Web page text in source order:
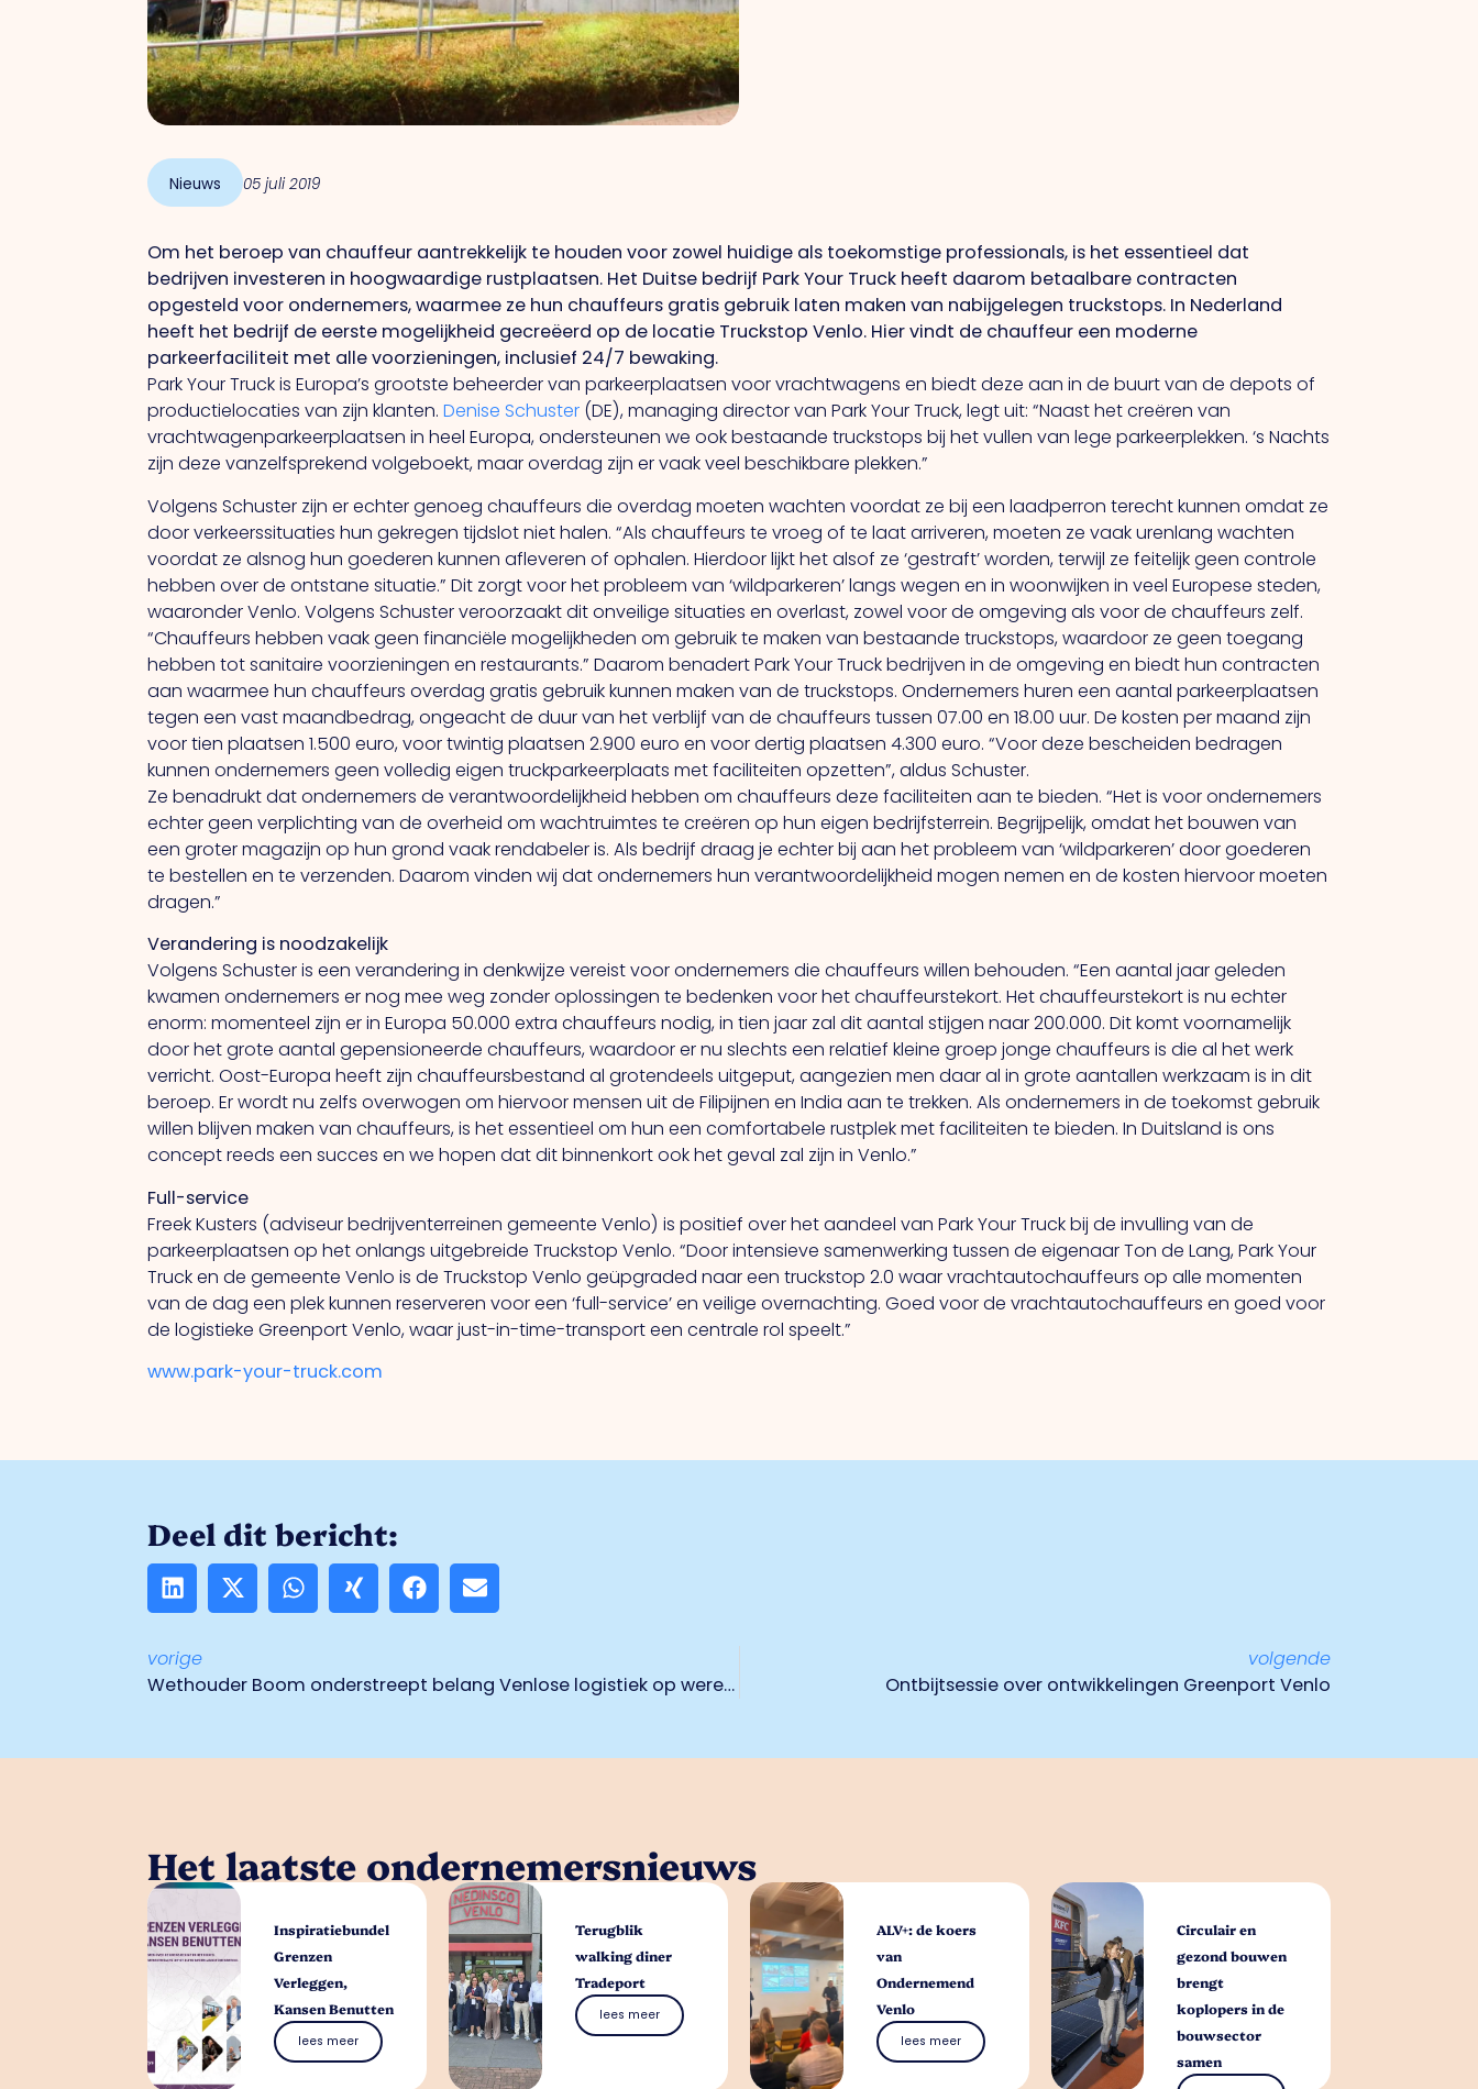
Nieuws 05 juli 2019
Om het beroep van chauffeur aantrekkelijk te houden voor zowel huidige als toekomstige professionals, is het essentieel dat
bedrijven investeren in hoogwaardige rustplaatsen. Het Duitse bedrijf Park Your Truck heeft daarom betaalbare contracten
opgesteld voor ondernemers, waarmee ze hun chauffeurs gratis gebruik laten maken van nabijgelegen truckstops. In Nederland
heeft het bedrijf de eerste mogelijkheid gecreëerd op de locatie Truckstop Venlo. Hier vindt de chauffeur een moderne
parkeerfaciliteit met alle voorzieningen, inclusief 24/7 bewaking.
Park Your Truck is Europa’s grootste beheerder van parkeerplaatsen voor vrachtwagens en biedt deze aan in de buurt van de depots of
productielocaties van zijn klanten.Denise Schuster (DE), managing director van Park Your Truck, legt uit: “Naast het creëren van
vrachtwagenparkeerplaatsen in heel Europa, ondersteunen we ook bestaande truckstops bij het vullen van lege parkeerplekken. ‘s Nachts
zijn deze vanzelfsprekend volgeboekt, maar overdag zijn er vaak veel beschikbare plekken.”
Volgens Schuster zijn er echter genoeg chauffeurs die overdag moeten wachten voordat ze bij een laadperron terecht kunnen omdat ze
door verkeerssituaties hun gekregen tijdslot niet halen.“Alschauffeurs te vroeg of te laat arriveren, moeten ze vaak urenlang wachten
voordat ze alsnog hun goederen kunnen afleveren of ophalen. Hierdoor lijkt het alsof ze ‘gestraft’ worden, terwijl ze feitelijk geen controle
hebben over de ontstane situatie.” Dit zorgt voor het probleem van ‘wildparkeren’ langs wegen en in woonwijken in veel Europese steden,
waaronder Venlo. Volgens Schuster veroorzaakt dit onveilige situaties en overlast, zowel voor de omgeving als voor de chauffeurs zelf.
“Chauffeurs hebben vaak geen financiële mogelijkheden om gebruik te maken van bestaande truckstops, waardoor ze geen toegang
hebben tot sanitaire voorzieningen en restaurants.” Daarom benadert Park Your Truck bedrijven in de omgeving en biedt hun contracten
aan waarmee hun chauffeurs overdag gratis gebruik kunnen maken van de truckstops. Ondernemers huren een aantal parkeerplaatsen
tegen een vast maandbedrag, ongeacht de duur van het verblijf van de chauffeurs tussen 07.00 en 18.00 uur.Dekosten per maand zijn
voor tien plaatsen 1.500 euro, voor twintig plaatsen 2.900 euro en voor dertig plaatsen 4.300 euro. “Voor deze bescheiden bedragen
kunnen ondernemers geen volledig eigen truckparkeerplaats met faciliteiten opzetten”, aldus Schuster.
Ze benadrukt dat ondernemers de verantwoordelijkheid hebben om chauffeurs deze faciliteiten aan te bieden.“Hetis voor ondernemers
echter geen verplichting van de overheid om wachtruimtes te creëren op hun eigen bedrijfsterrein. Begrijpelijk, omdat het bouwen van
een groter magazijn op hun grond vaak rendabeler is.Alsbedrijf draag je echter bij aan het probleem van ‘wildparkeren’ door goederen
te bestellen en te verzenden. Daarom vinden wij dat ondernemers hun verantwoordelijkheid mogen nemen en de kosten hiervoor moeten
dragen.”
Verandering is noodzakelijk
Volgens Schuster is een verandering in denkwijze vereist voor ondernemers die chauffeurs willen behouden.“Eenaantal jaar geleden
kwamen ondernemers er nog mee weg zonder oplossingen te bedenken voor het chauffeurstekort.Hetchauffeurstekort is nu echter
enorm: momenteel zijn er in Europa 50.000 extra chauffeurs nodig, in tien jaar zal dit aantal stijgen naar 200.000.Ditkomt voornamelijk
door het grote aantal gepensioneerde chauffeurs, waardoor er nu slechts een relatief kleine groep jonge chauffeurs is die al het werk
verricht. Oost-Europa heeft zijn chauffeursbestand al grotendeels uitgeput, aangezien men daar al in grote aantallen werkzaam is in dit
beroep.Erwordt nu zelfs overwogen om hiervoor mensen uit de Filipijnen en India aan te trekken.Alsondernemers in de toekomst gebruik
willen blijven maken van chauffeurs, is het essentieel om hun een comfortabele rustplek met faciliteiten te bieden.InDuitsland is ons
concept reeds een succes en we hopen dat dit binnenkort ook het geval zal zijn in Venlo.”
Full-service
Freek Kusters (adviseur bedrijventerreinen gemeente Venlo) is positief over het aandeel van Park Your Truck bij de invulling van de
parkeerplaatsen op het onlangs uitgebreide Truckstop Venlo. “Door intensieve samenwerking tussen de eigenaar Ton de Lang, Park Your
Truck en de gemeente Venlo is de Truckstop Venlo geüpgraded naar een truckstop 2.0 waar vrachtautochauffeurs op alle momenten
van de dag een plek kunnen reserveren voor een ‘full-service’ en veilige overnachting. Goed voor de vrachtautochauffeurs en goed voor
de logistieke Greenport Venlo, waar just-in-time-transport een centrale rol speelt.”
www.park-your-truck.com
Deel dit bericht:
vorige
Wethouder Boom onderstreept belang Venlose logistiek op wereldbeurs in München
volgende
Ontbijtsessie over ontwikkelingen Greenport Venlo
Het laatste ondernemersnieuws
Inspiratiebundel
Grenzen
Verleggen,
Kansen Benutten
lees meer
Terugblik
walking diner
Tradeport
lees meer
ALV+: de koers
van
Ondernemend
Venlo
lees meer
Circulair en
gezond bouwen
brengt
koplopers in de
bouwsector
samen